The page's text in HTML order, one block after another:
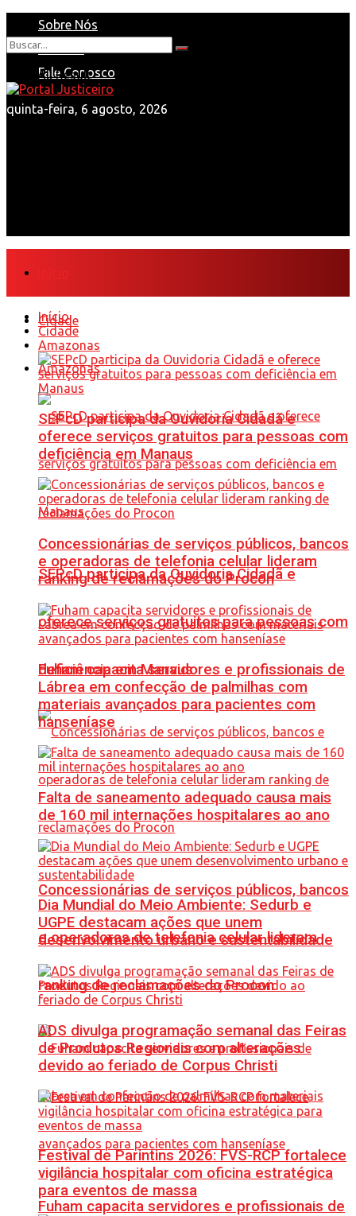
Sobre Nós
Anuncie
Fale Conosco
quinta-feira, 6 agosto, 2026
View All Result
Cidade
Amazonas
SEPcD participa da Ouvidoria Cidadã e
oferece serviços gratuitos para pessoas com
deficiência em Manaus
Concessionárias de serviços públicos, bancos
e operadoras de telefonia celular lideram
ranking de reclamações do Procon
Fuham capacita servidores e profissionais de
Início
Cidade
Amazonas
SEPcD participa da Ouvidoria Cidadã e
oferece serviços gratuitos para pessoas com
deficiência em Manaus
Concessionárias de serviços públicos, bancos
e operadoras de telefonia celular lideram
ranking de reclamações do Procon
Fuham capacita servidores e profissionais de
Lábrea em confecção de palmilhas com
materiais avançados para pacientes com
hanseníase
Falta de saneamento adequado causa mais
de 160 mil internações hospitalares ao ano
Dia Mundial do Meio Ambiente: Sedurb e
UGPE destacam ações que unem
desenvolvimento urbano e sustentabilidade
ADS divulga programação semanal das Feiras
de Produtos Regionais com alterações
devido ao feriado de Corpus Christi
Festival de Parintins 2026: FVS-RCP fortalece
vigilância hospitalar com oficina estratégica
para eventos de massa